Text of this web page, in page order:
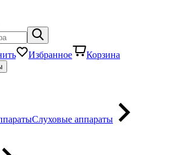
Избранное Корзина
Слуховые аппараты